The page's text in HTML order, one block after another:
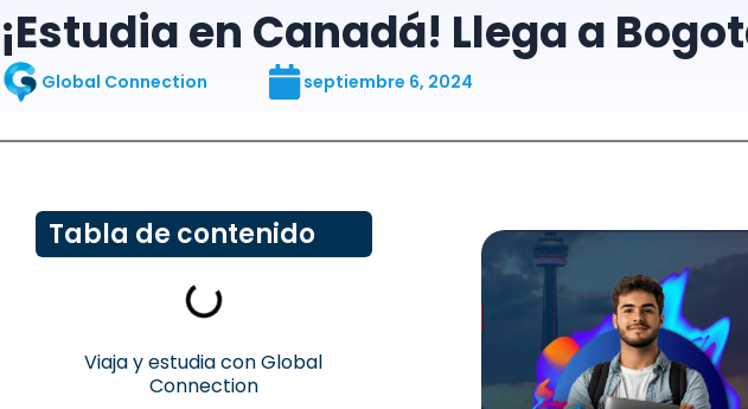
¡Estudia en Canadá! Llega a
Global Connection septiembre 6, 2024
Tabla de contenido
Viaja y estudia con Global
Connection